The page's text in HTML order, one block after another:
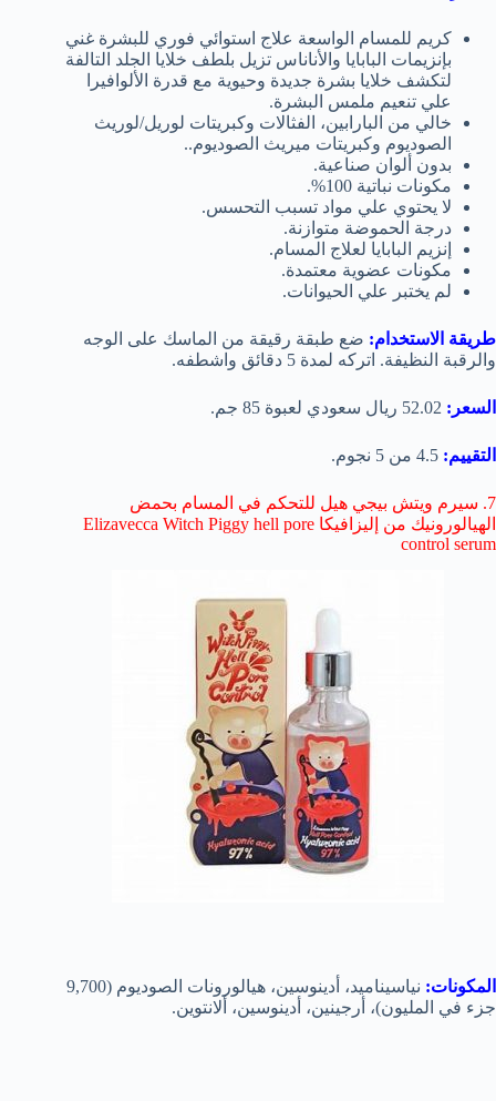
كريم للمسام الواسعة علاج استوائي فوري للبشرة غني
بإنزيمات البابايا والأناناس تزيل بلطف خلايا الجلد التالفة
لتكشف خلايا بشرة جديدة وحيوية مع قدرة الألوافيرا
علي تنعيم ملمس البشرة.
خالي من البارابين، الفثالات وكبريتات لوريل/لوريث
الصوديوم وكبريتات ميريث الصوديوم..
بدون ألوان صناعية.
مكونات نباتية 100%.
لا يحتوي علي مواد تسبب التحسس.
درجة الحموضة متوازنة.
إنزيم البابايا لعلاج المسام.
مكونات عضوية معتمدة.
لم يختبر علي الحيوانات.
طريقة الاستخدام: ضع طبقة رقيقة من الماسك على الوجه
والرقبة النظيفة. اتركه لمدة 5 دقائق واشطفه.
السعر: 52.02 ريال سعودي لعبوة 85 جم.
التقييم:
7. سيرم ويتش بيجي هيل للتحكم في المسام بحمض
الهيالورونيك من إليزافيكا Elizavecca Witch Piggy hell pore
control serum
المكونات:
نياسيناميد، أدينوسين، هيالورونات الصوديوم (9,700
جزء في المليون)، أرجينين، أدينوسين، ألانتوين.